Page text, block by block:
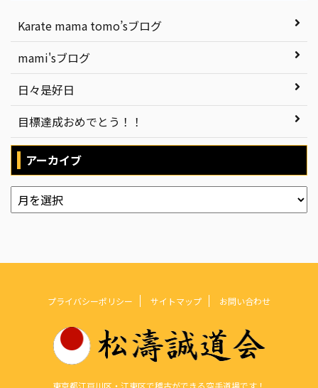
Karate mama tomo’sブログ
mami'sブログ
日々是好日
目標達成おめでとう！！
アーカイブ
プライバシーポリシー サイトマップ お問い合わせ
東京都江戸川区・江東区で稽古ができる空手道場です！